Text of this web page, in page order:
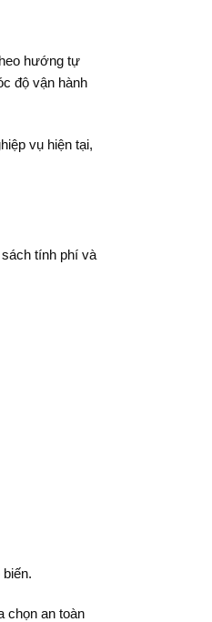
hướng tự
độ vận hành
vụ hiện tại,
tính phí và
chọn an toàn